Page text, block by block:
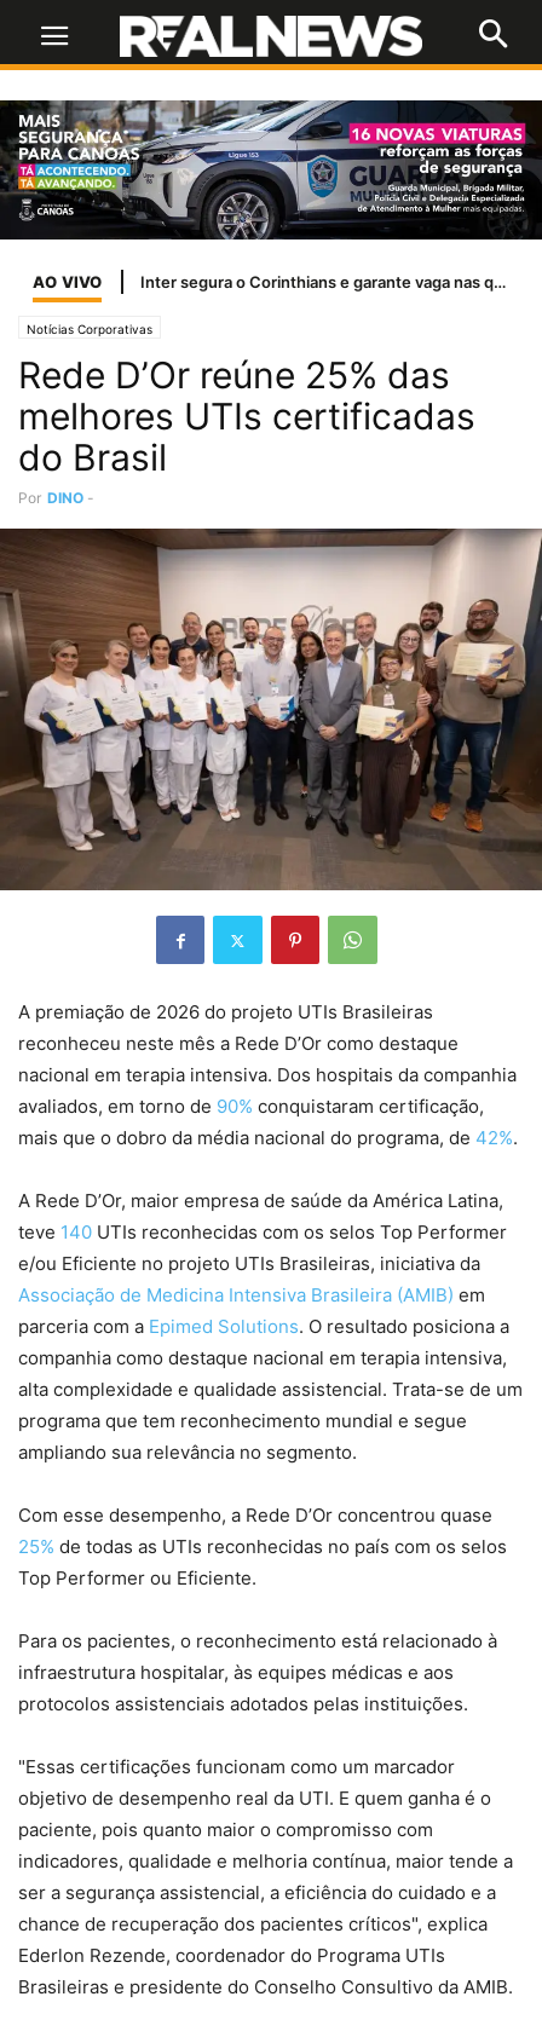
AO VIVO Inter segura o Corinthians e garante vaga nas quartas de final da Copa do Brasil
Notícias Corporativas
Rede D’Or reúne 25% das
melhores UTIs certificadas
do Brasil
Por DINO -
A premiação de 2026 do projeto UTIs Brasileiras
reconheceu neste mês a Rede D’Or como destaque
nacional em terapia intensiva. Dos hospitais da companhia
avaliados, em torno de 90% conquistaram certificação,
mais que o dobro da média nacional do programa, de 42%.
A Rede D’Or, maior empresa de saúde da América Latina,
teve 140 UTIs reconhecidas com os selos Top Performer
e/ou Eficiente no projeto UTIs Brasileiras, iniciativa da
Associação de Medicina Intensiva Brasileira (AMIB) em
parceria com a Epimed Solutions. O resultado posiciona a
companhia como destaque nacional em terapia intensiva,
alta complexidade e qualidade assistencial. Trata-se de um
programa que tem reconhecimento mundial e segue
ampliando sua relevância no segmento.
Com esse desempenho, a Rede D’Or concentrou quase
25% de todas as UTIs reconhecidas no país com os selos
Top Performer ou Eficiente.
Para os pacientes, o reconhecimento está relacionado à
infraestrutura hospitalar, às equipes médicas e aos
protocolos assistenciais adotados pelas instituições.
"Essas certificações funcionam como um marcador
objetivo de desempenho real da UTI. E quem ganha é o
paciente, pois quanto maior o compromisso com
indicadores, qualidade e melhoria contínua, maior tende a
ser a segurança assistencial, a eficiência do cuidado e a
chance de recuperação dos pacientes críticos", explica
Ederlon Rezende, coordenador do Programa UTIs
Brasileiras e presidente do Conselho Consultivo da AMIB.